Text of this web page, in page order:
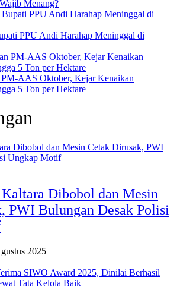
Menang?
PPU Andi Harahap Meninggal di
AAS Oktober, Kejar Kenaikan
5 Ton per Hektare
Dibobol dan Mesin
PWI Bulungan Desak Polisi
2025